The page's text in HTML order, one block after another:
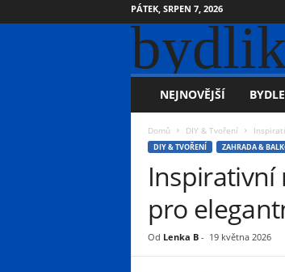
PÁTEK, SRPEN 7, 2026
NEJNOVĚJŠÍ
Domů DIY & Tvoření
DIY & TVOŘENÍ ZAHRADA &
Inspirativní
pro
Od Lenka B- 19 května 2026